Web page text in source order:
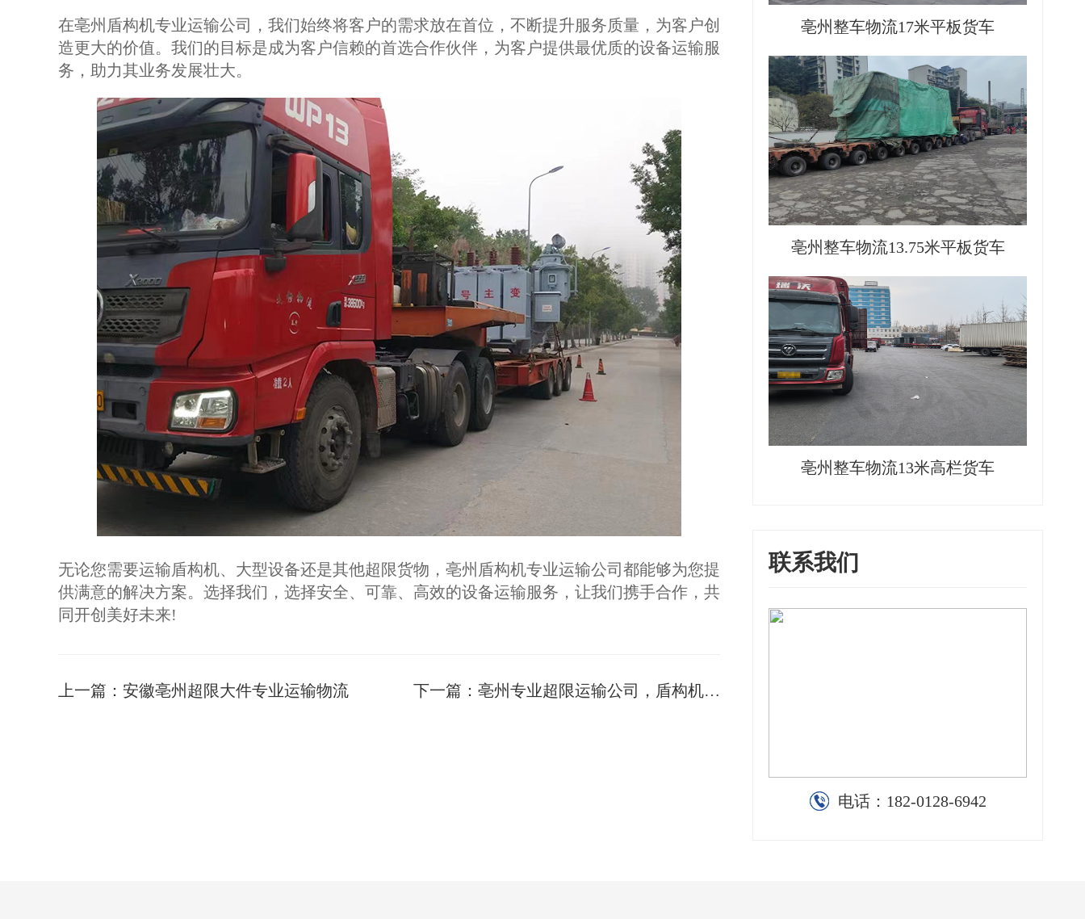
在亳州盾构机专业运输公司，我们始终将客户的需求放在首位，不断提升服务质量，为客户创
造更大的价值。我们的目标是成为客户信赖的首选合作伙伴，为客户提供最优质的设备运输服
务，助力其业务发展壮大。
无论您需要运输盾构机、大型设备还是其他超限货物，亳州盾构机专业运输公司都能够为您提
供满意的解决方案。选择我们，选择安全、可靠、高效的设备运输服务，让我们携手合作，共
同开创美好未来!
上一篇： 安徽亳州超限大件专业运输物流 下一篇： 亳州专业超限运输公司，盾构机运输
亳州整车物流17米平板货车
亳州整车物流13.75米平板货车
亳州整车物流13米高栏货车
联系我们
电话： 182-0128-6942